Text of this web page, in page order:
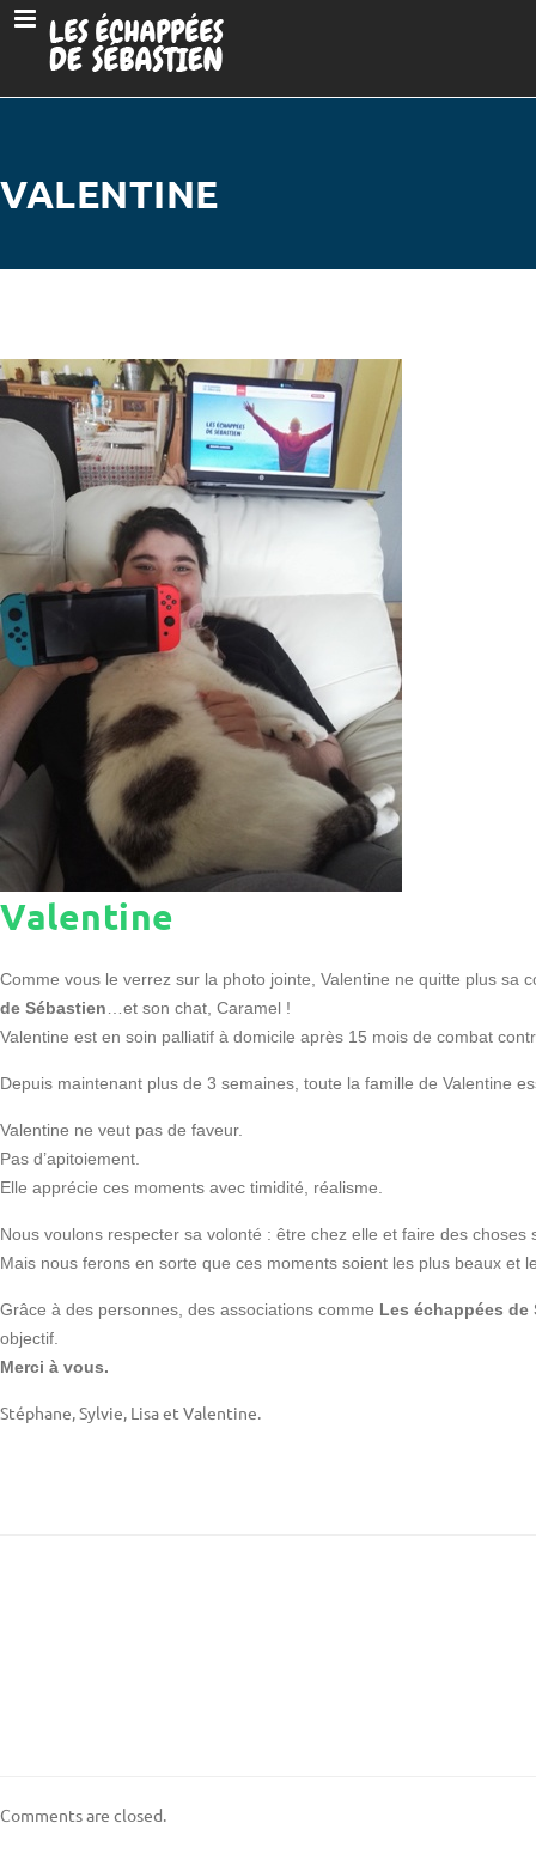
VALENTINE
Valentine
Comme vous le verrez sur la photo jointe, Valentine ne quitte plus sa
de Sébastien …et son chat, Caramel !
Valentine est en soin palliatif à domicile après 15 mois de combat
Depuis maintenant plus de 3 semaines, toute la famille de Valentine
Valentine ne veut pas de faveur.
Pas d’apitoiement.
Elle apprécie ces moments avec timidité, réalisme.
Nous voulons respecter sa volonté : être chez elle et faire des choses
Mais nous ferons en sorte que ces moments soient les plus beaux et
Grâce à des personnes, des associations comme Les échappées de
objectif.
Merci à vous.
Stéphane, Sylvie, Lisa et Valentine.
Comments are closed.